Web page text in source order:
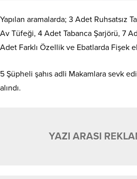
Yapılan aramalarda; 3 Adet Ruhsatsız
Av Tüfeği, 4 Adet Tabanca Şarjörü, 7
Adet Farklı Özellik ve Ebatlarda Fişek
5 Şüpheli şahıs adli Makamlara sevk
alındı.
YAZI ARASI